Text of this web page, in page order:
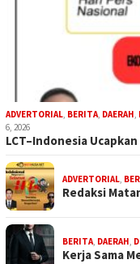
ADVERTORIAL, BERITA, DAERAH,
6, 2026
LCT–Indonesia
ADVERTORIAL,
Redaksi
BERITA, DAERAH,
Kerja Sama